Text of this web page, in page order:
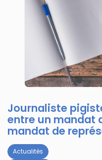
Journaliste
entre un mandat
mandat de
Actualités